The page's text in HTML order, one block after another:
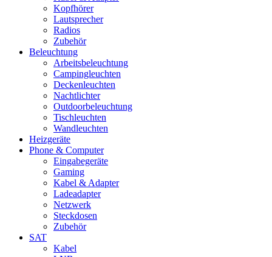
Kopfhörer
Lautsprecher
Radios
Zubehör
Beleuchtung
Arbeitsbeleuchtung
Campingleuchten
Deckenleuchten
Nachtlichter
Outdoorbeleuchtung
Tischleuchten
Wandleuchten
Heizgeräte
Phone & Computer
Eingabegeräte
Gaming
Kabel & Adapter
Ladeadapter
Netzwerk
Steckdosen
Zubehör
SAT
Kabel